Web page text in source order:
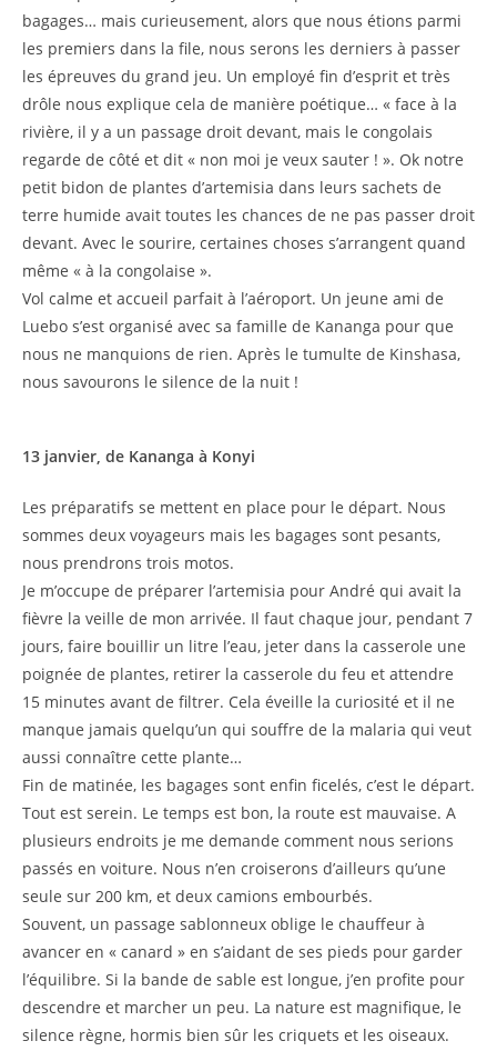
bagages… mais curieusement, alors que nous étions parmi
les premiers dans la file, nous serons les derniers à passer
les épreuves du grand jeu. Un employé fin d’esprit et très
drôle nous explique cela de manière poétique… « face à la
rivière, il y a un passage droit devant, mais le congolais
regarde de côté et dit « non moi je veux sauter ! ». Ok notre
petit bidon de plantes d’artemisia dans leurs sachets de
terre humide avait toutes les chances de ne pas passer droit
devant. Avec le sourire, certaines choses s’arrangent quand
même « à la congolaise ».
Vol calme et accueil parfait à l’aéroport. Un jeune ami de
Luebo s’est organisé avec sa famille de Kananga pour que
nous ne manquions de rien. Après le tumulte de Kinshasa,
nous savourons le silence de la nuit !
13 janvier, de Kananga à Konyi
Les préparatifs se mettent en place pour le départ. Nous
sommes deux voyageurs mais les bagages sont pesants,
nous prendrons trois motos.
Je m’occupe de préparer l’artemisia pour André qui avait la
fièvre la veille de mon arrivée. Il faut chaque jour, pendant 7
jours, faire bouillir un litre l’eau, jeter dans la casserole une
poignée de plantes, retirer la casserole du feu et attendre
15 minutes avant de filtrer. Cela éveille la curiosité et il ne
manque jamais quelqu’un qui souffre de la malaria qui veut
aussi connaître cette plante…
Fin de matinée, les bagages sont enfin ficelés, c’est le départ.
Tout est serein. Le temps est bon, la route est mauvaise. A
plusieurs endroits je me demande comment nous serions
passés en voiture. Nous n’en croiserons d’ailleurs qu’une
seule sur 200 km, et deux camions embourbés.
Souvent, un passage sablonneux oblige le chauffeur à
avancer en « canard » en s’aidant de ses pieds pour garder
l’équilibre. Si la bande de sable est longue, j’en profite pour
descendre et marcher un peu. La nature est magnifique, le
silence règne, hormis bien sûr les criquets et les oiseaux.